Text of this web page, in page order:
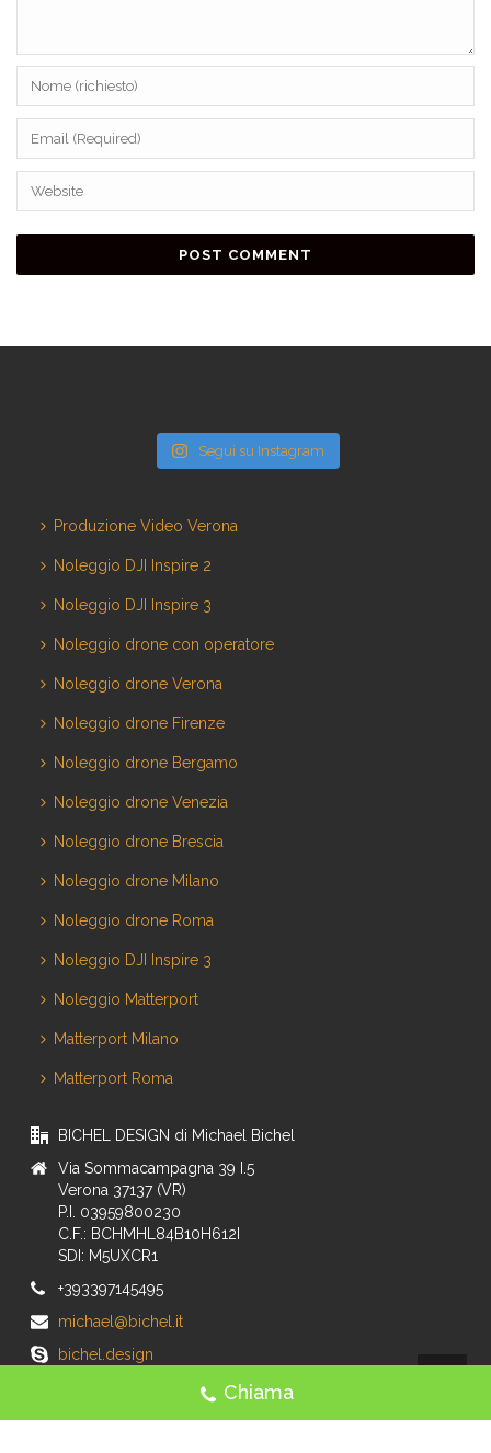
Segui su Instagram
Produzione Video Verona
Noleggio DJI Inspire 2
Noleggio DJI Inspire 3
Noleggio drone con operatore
Noleggio drone Verona
Noleggio drone Firenze
Noleggio drone Bergamo
Noleggio drone Venezia
Noleggio drone Brescia
Noleggio drone Milano
Noleggio drone Roma
Noleggio DJI Inspire 3
Noleggio Matterport
Matterport Milano
Matterport Roma
BICHEL DESIGN di Michael Bichel
Via Sommacampagna 39 I.5
Verona 37137 (VR)
P.I. 03959800230
C.F.: BCHMHL84B10H612I
SDI: M5UXCR1
+393397145495
michael@bichel.it
bichel.design
Chiama